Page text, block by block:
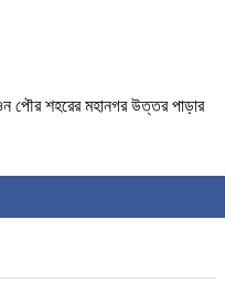
পৌর শহরের মহানগর উত্তর পাড়ার